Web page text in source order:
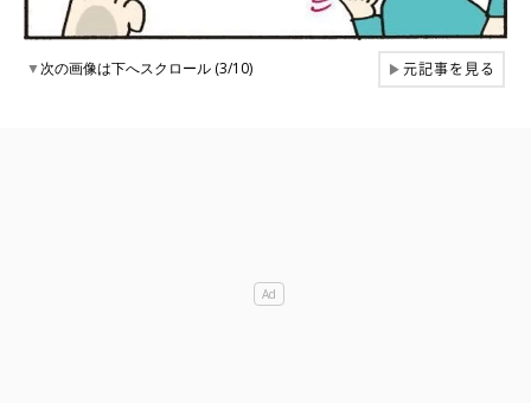
▼次の画像は下へスクロール (3/10) ▶元記事を見る